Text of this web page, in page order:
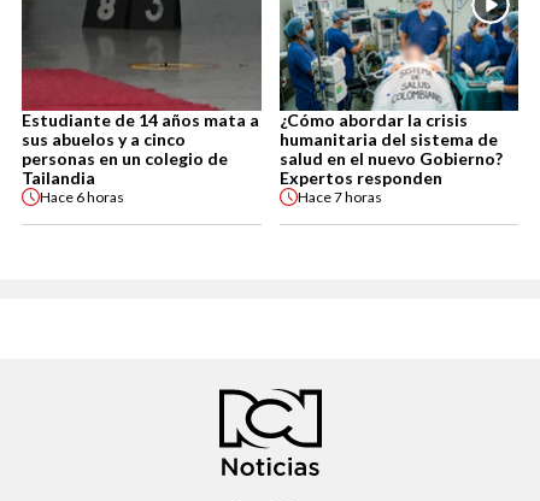
Estudiante de 14 años mata a
sus abuelos y a cinco
personas en un colegio de
Tailandia
Hace 6 horas
¿Cómo abordar la crisis
humanitaria del sistema de
salud en el nuevo Gobierno?
Expertos responden
Hace7 horas